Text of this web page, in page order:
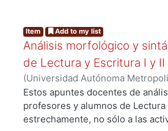
Item Add to my list
Análisis morfológico y
de Lectura y Escritura I y II
(Universidad Autónoma
Ciencias Sociales y
Estos apuntes docentes de
profesores y alumnos de
estrechamente, no sólo a las